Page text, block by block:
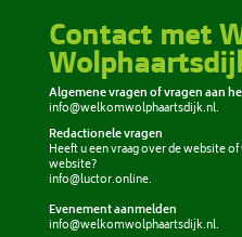
Contact met
Algemene vragen of vragen aan
info@welkomwolphaartsdijk.nl.
Redactionele vragen
Heeft u een vraag over de website
website?
info@luctor.online.
Evenement aanmelden
info@welkomwolphaartsdijk.nl.